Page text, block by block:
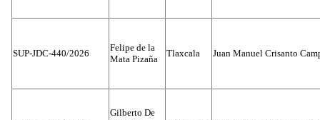
SUP-JDC-440/2026
Felipe de la
Mata Pizaña
Tlaxcala Juan Manuel Crisanto
Gilberto De